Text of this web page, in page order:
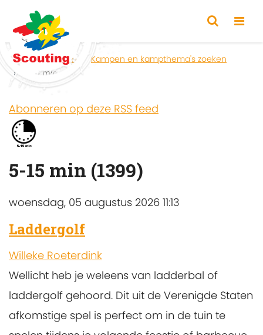
Home Zoeken
Kampen en kampthema's zoeken
5-15 min
Abonneren op deze RSS feed
5-15 min (1399)
woensdag, 05 augustus 2026 11:13
Laddergolf
Willeke Roeterdink
Wellicht heb je weleens van ladderbal of
laddergolf gehoord. Dit uit de Verenigde Staten
afkomstige spel is perfect om in de tuin te